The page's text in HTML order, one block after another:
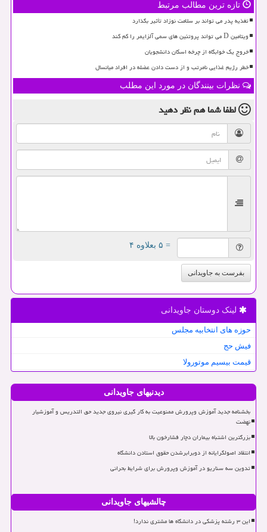
تازه ترین مطالب مرتبط
تغذیه پدر می تواند بر سلامت نوزاد تأثیر بگذارد
ویتامین D می تواند پروتئین های سمی آلزایمر را کم کند
خروج یک خوابگاه از چرخه اسکان دانشجویان
خطر رژیم غذایی نامرتب و از دست دادن عضله در افراد میانسال
نظرات بینندگان در مورد این مطلب
لطفا شما همنظر دهید
= ۵ بعلاوه ۴
بفرست به جاویدانی
لینک دوستان جاویدانی
حوزه های انتخابیه مجلس
فیش حج
قیمت بیسیم موتورولا
دیدنیهای جاویدانی
بخشنامه جدید آموزش وپرورش ممنوعیت به کار گیری نیروی جدید حق التدریس و آموزشیار
نهضت
بزرگترین اشتباه بیماران دچار فشارخون بالا
انتقاد اصولگرایانه از دوبرابرشدن حقوق استادن دانشگاه
تدوین سه سناریو در آموزش وپرورش برای شرایط بحرانی
چالشیهای جاویدانی
این ۳ رشته پزشکی در دانشگاه ها مشتری ندارد!